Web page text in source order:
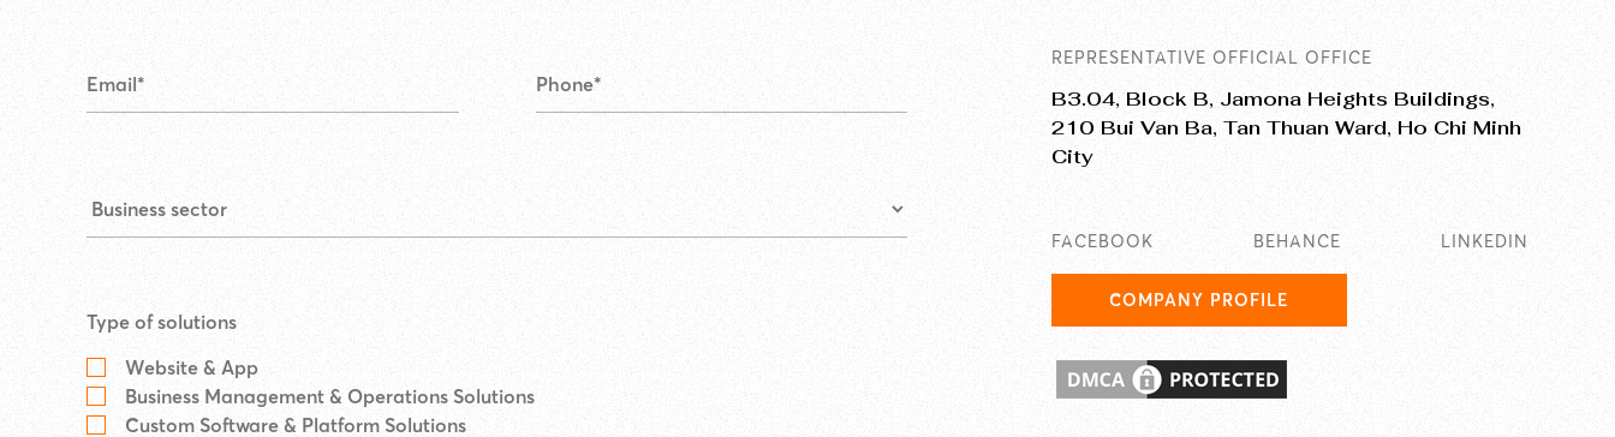
Type of solutions
Website & App
Business Management & Operations Solutions
Custom Software & Platform Solutions
REPRESENTATIVE OFFICIAL OFFICE
B3.04, Block B, Jamona Heights Buildings,
210 Bui Van Ba, Tan Thuan Ward, Ho Chi Minh
City
FACEBOOK BEHANCE LINKEDIN
COMPANY PROFILE